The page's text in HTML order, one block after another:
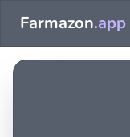
Farmazon.app